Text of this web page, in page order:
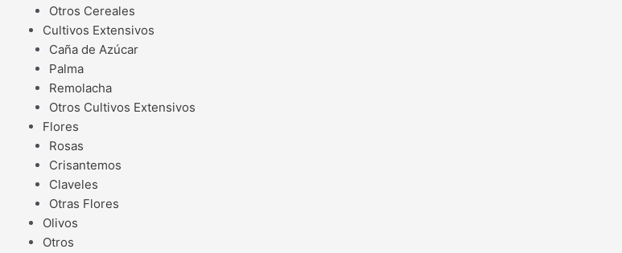
Otros Cereales
Cultivos Extensivos
Caña de Azúcar
Palma
Remolacha
Otros Cultivos Extensivos
Flores
Rosas
Crisantemos
Claveles
Otras Flores
Olivos
Otros